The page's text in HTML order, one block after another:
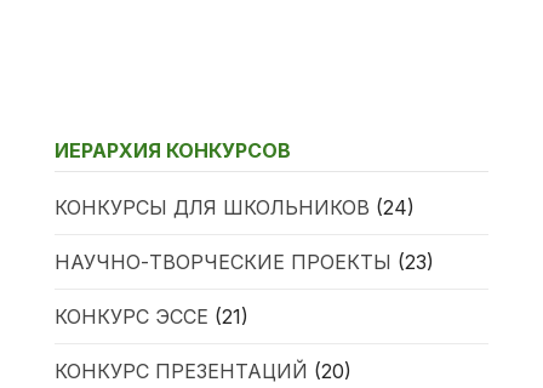
ИЕРАРХИЯ КОНКУРСОВ
КОНКУРСЫ ДЛЯ ШКОЛЬНИКОВ (24)
НАУЧНО-ТВОРЧЕСКИЕ ПРОЕКТЫ (23)
КОНКУРС ЭССЕ (21)
КОНКУРС ПРЕЗЕНТАЦИЙ (20)